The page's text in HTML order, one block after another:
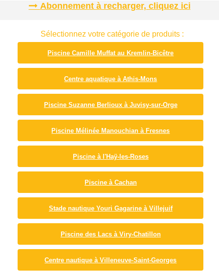
Abonnement à recharger, cliquez ici
Sélectionnez votre catégorie de produits :
Piscine Camille Muffat au Kremlin-Bicêtre
Centre aquatique à Athis-Mons
Piscine Suzanne Berlioux à Juvisy-sur-Orge
Piscine Mélinée Manouchian à Fresnes
Piscine à l'Haÿ-les-Roses
Piscine à Cachan
Stade nautique Youri Gagarine à Villejuif
Piscine des Lacs à Viry-Chatillon
Centre nautique à Villeneuve-Saint-Georges